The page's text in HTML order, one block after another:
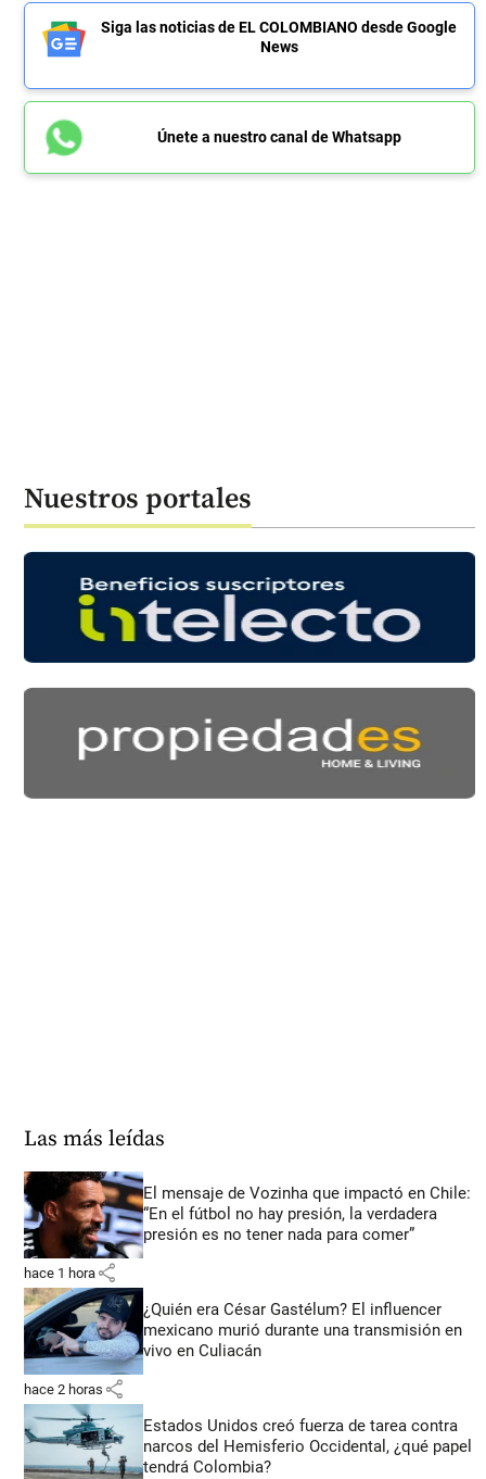
Siga las noticias de EL COLOMBIANO desde Google
News
Únete a nuestro canal de Whatsapp
Nuestros portales
Las más leídas
El mensaje de Vozinha que impactó en Chile:
“En el fútbol no hay presión, la verdadera
presión es no tener nada para comer”
hace 1 hora share
¿Quién era César Gastélum? El influencer
mexicano murió durante una transmisión en
vivo en Culiacán
hace 2 horas share
Estados Unidos creó fuerza de tarea contra
narcos del Hemisferio Occidental, ¿qué papel
tendrá Colombia?